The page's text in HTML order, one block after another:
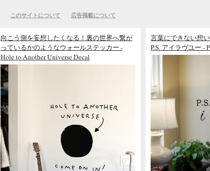
このサイトについて 広告掲載について
向こう側を妄想したくなる！裏の世界へ繋が
っているかのようなウォールステッカー -
Hole to Another Universe Decal
言葉にできない想
P.S. アイラヴユー -